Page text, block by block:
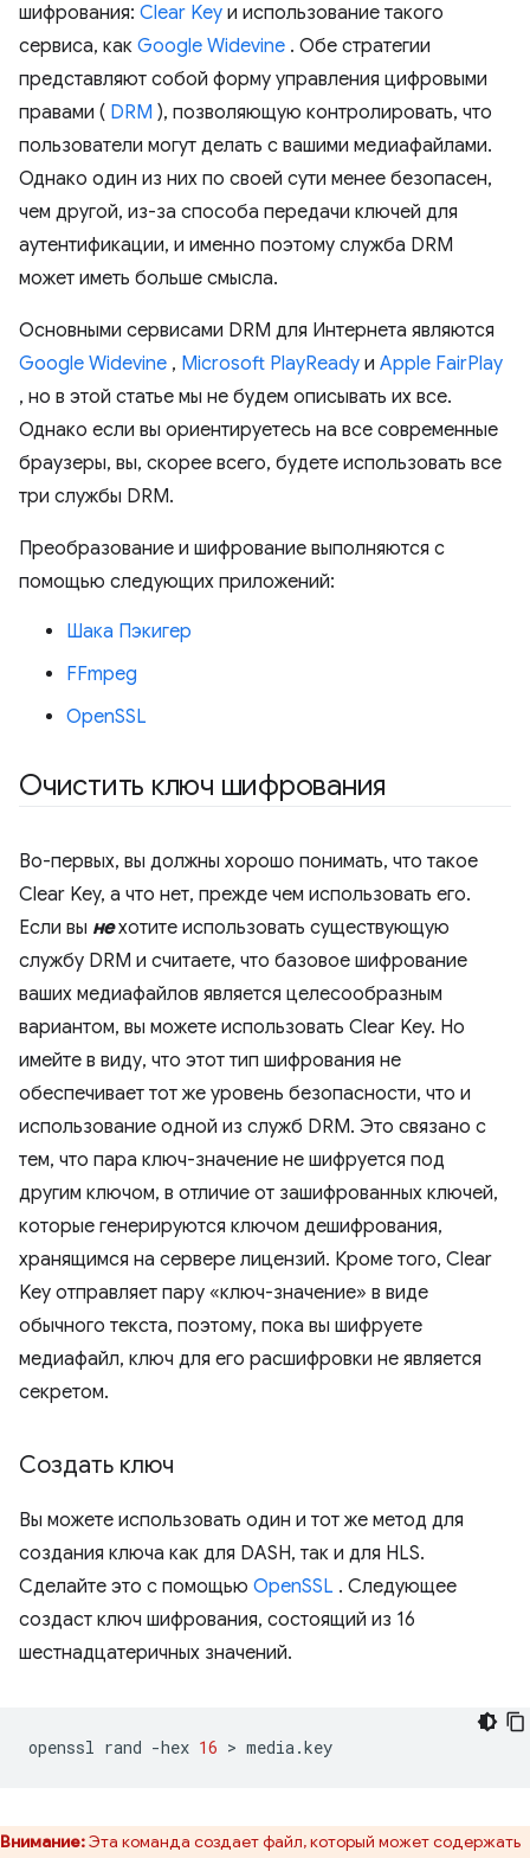
шифрования: Clear Key и использование такого
сервиса, как Google Widevine . Обе стратегии
представляют собой форму управления цифровыми
правами ( DRM ), позволяющую контролировать, что
пользователи могут делать с вашими медиафайлами.
Однако один из них по своей сути менее безопасен,
чем другой, из-за способа передачи ключей для
аутентификации, и именно поэтому служба DRM
может иметь больше смысла.
Основными сервисами DRM для Интернета являются
Google Widevine , Microsoft PlayReady и Apple FairPlay
, но в этой статье мы не будем описывать их все.
Однако если вы ориентируетесь на все современные
браузеры, вы, скорее всего, будете использовать все
три службы DRM.
Преобразование и шифрование выполняются с
помощью следующих приложений:
Шака Пэкигер
FFmpeg
OpenSSL
Очистить ключ шифрования
Во-первых, вы должны хорошо понимать, что такое
Clear Key, а что нет, прежде чем использовать его.
Если вы нехотите использовать существующую
службу DRM и считаете, что базовое шифрование
ваших медиафайлов является целесообразным
вариантом, вы можете использовать Clear Key. Но
имейте в виду, что этот тип шифрования не
обеспечивает тот же уровень безопасности, что и
использование одной из служб DRM. Это связано с
тем, что пара ключ-значение не шифруется под
другим ключом, в отличие от зашифрованных ключей,
которые генерируются ключом дешифрования,
хранящимся на сервере лицензий. Кроме того, Clear
Key отправляет пару «ключ-значение» в виде
обычного текста, поэтому, пока вы шифруете
медиафайл, ключ для его расшифровки не является
секретом.
Создать ключ
Вы можете использовать один и тот же метод для
создания ключа как для DASH, так и для HLS.
Сделайте это с помощью OpenSSL . Следующее
создаст ключ шифрования, состоящий из 16
шестнадцатеричных значений.
openssl rand -hex 16 >
Внимание:Эта команда создает файл, который может содержать